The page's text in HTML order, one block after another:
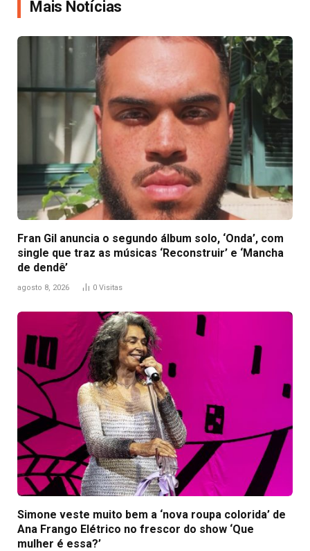
Mais Notícias
Fran Gil anuncia o segundo álbum solo, ‘Onda’, com
single que traz as músicas ‘Reconstruir’ e ‘Mancha
de dendê’
agosto 8, 2026 0 Visitas
Simone veste muito bem a ‘nova roupa colorida’ de
Ana Frango Elétrico no frescor do show ‘Que
mulher é essa?’